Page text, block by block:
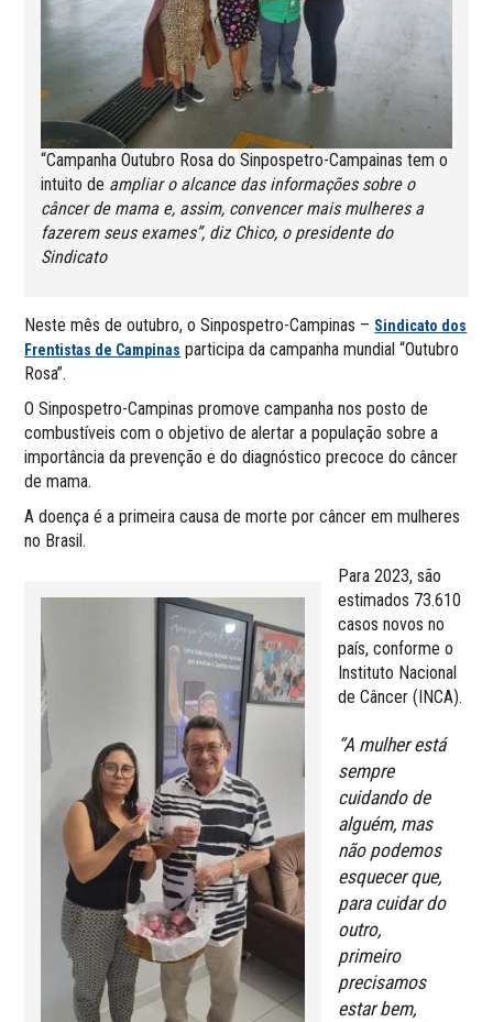
“Campanha Outubro Rosa do Sinpospetro-Campainas tem o
intuito de ampliar o alcance das informações sobre o
câncer de mama e, assim, convencer mais mulheres a
fazerem seus exames”, diz Chico, o presidente do
Sindicato
Neste mês de outubro, o Sinpospetro-Campinas – Sindicato dos
Frentistas de Campinas participa da campanha mundial “Outubro
Rosa”.
O Sinpospetro-Campinas promove campanha nos posto de
combustíveis com o objetivo de alertar a população sobre a
importância da prevenção e do diagnóstico precoce do câncer
de mama.
A doença é a primeira causa de morte por câncer em mulheres
no Brasil.
Para 2023, são
estimados 73.610
casos novos no
país, conforme o
Instituto Nacional
de Câncer (INCA).
“A mulher está
sempre
cuidando de
alguém, mas
não podemos
esquecer que,
para cuidar do
outro,
primeiro
precisamos
estar bem,